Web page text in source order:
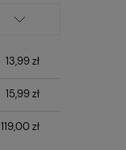
13,99 zł
15,99 zł
119,00 zł